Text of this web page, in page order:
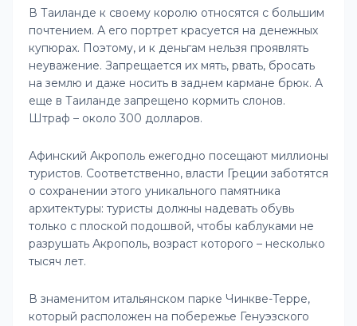
В Таиланде к своему королю относятся с большим
почтением. А его портрет красуется на денежных
купюрах. Поэтому, и к деньгам нельзя проявлять
неуважение. Запрещается их мять, рвать, бросать
на землю и даже носить в заднем кармане брюк. А
еще в Таиланде запрещено кормить слонов.
Штраф – около 300 долларов.
Афинский Акрополь ежегодно посещают миллионы
туристов. Соответственно, власти Греции заботятся
о сохранении этого уникального памятника
архитектуры: туристы должны надевать обувь
только с плоской подошвой, чтобы каблуками не
разрушать Акрополь, возраст которого – несколько
тысяч лет.
В знаменитом итальянском парке Чинкве-Терре,
который расположен на побережье Генуэзского